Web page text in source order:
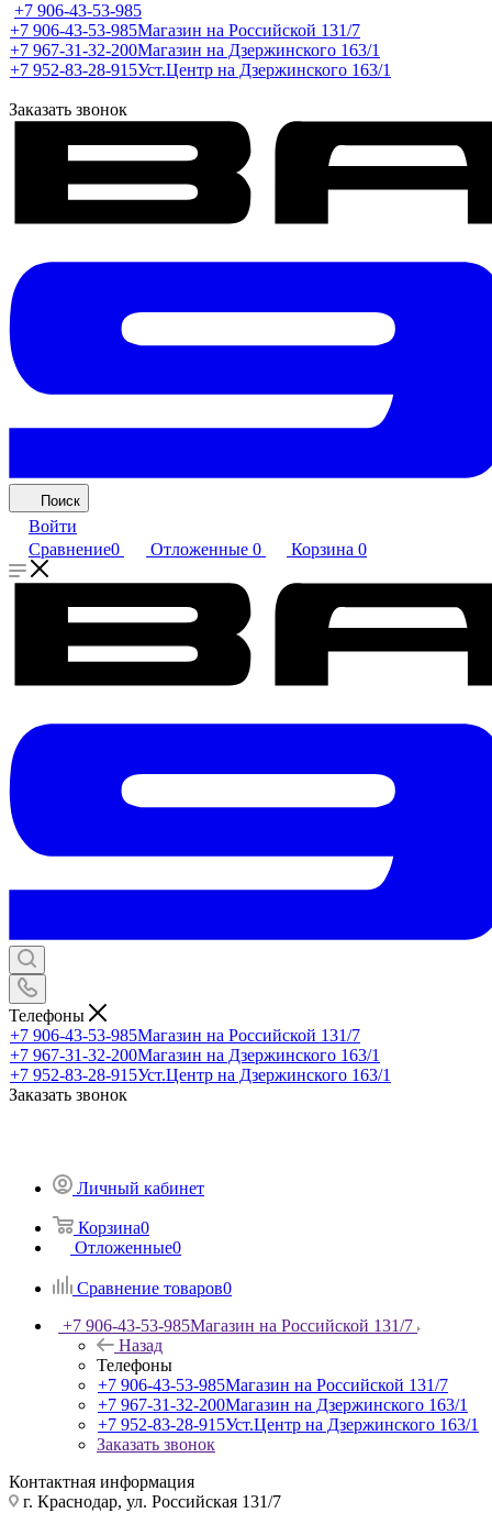
+7 906-43-53-985
+7 906-43-53-985Магазин на Российской 131/7
+7 967-31-32-200Магазин на Дзержинского 163/1
+7 952-83-28-915Уст.Центр на Дзержинского 163/1
Заказать звонок
Поиск
Войти
Сравнение0 Отложенные 0 Корзина 0
Телефоны
+7 906-43-53-985Магазин на Российской 131/7
+7 967-31-32-200Магазин на Дзержинского 163/1
+7 952-83-28-915Уст.Центр на Дзержинского 163/1
Заказать звонок
Личный кабинет
Корзина0
Отложенные0
Сравнение товаров0
+7 906-43-53-985Магазин на Российской 131/7
Назад
Телефоны
+7 906-43-53-985Магазин на Российской 131/7
+7 967-31-32-200Магазин на Дзержинского 163/1
+7 952-83-28-915Уст.Центр на Дзержинского 163/1
Заказать звонок
Контактная информация
г. Краснодар, ул. Российская 131/7